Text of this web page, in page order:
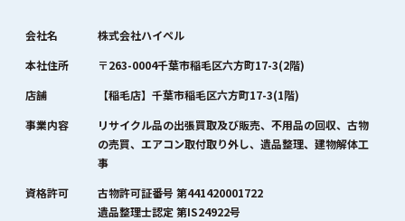
会社名
株式会社ハイペル
本社住所
〒263-0004千葉市稲毛区六方町17-3(2階)
店舗
【稲毛店】千葉市稲毛区六方町17-3(1階)
事業内容
リサイクル品の出張買取及び販売、不用品の回収、古物
の売買、エアコン取付取り外し、遺品整理、建物解体工
事
資格許可
古物許可証番号 第441420001722
遺品整理士認定 第IS24922号